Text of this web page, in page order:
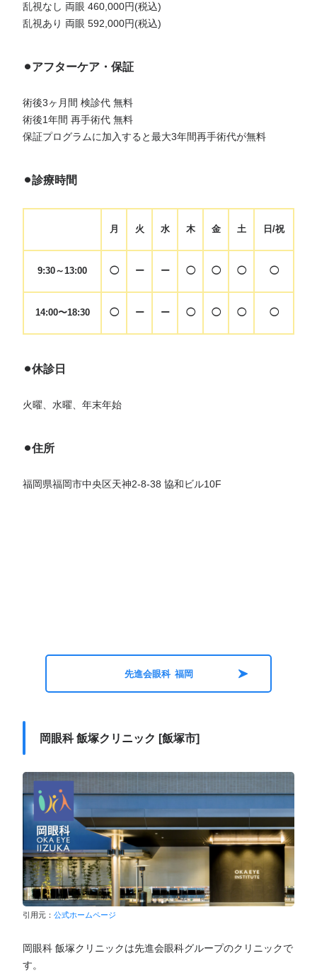
乱視なし 両眼 460,000円(税込)
乱視あり 両眼 592,000円(税込)
⚫︎アフターケア・保証
術後3ヶ月間 検診代 無料
術後1年間 再手術代 無料
保証プログラムに加入すると最大3年間再手術代が無料
⚫︎診療時間
月 火 水 木 金 土 日/祝
9:30～13:00 ◯ ー ー ◯ ◯ ◯ ◯
14:00〜18:30 ◯ ー ー ◯ ◯ ◯ ◯
⚫︎休診日
火曜、水曜、年末年始
⚫︎住所
福岡県福岡市中央区天神2-8-38 協和ビル10F
先進会眼科 福岡
岡眼科 飯塚クリニック [飯塚市]
引用元： 公式ホームページ
岡眼科 飯塚クリニックは先進会眼科グループのクリニックで
す。